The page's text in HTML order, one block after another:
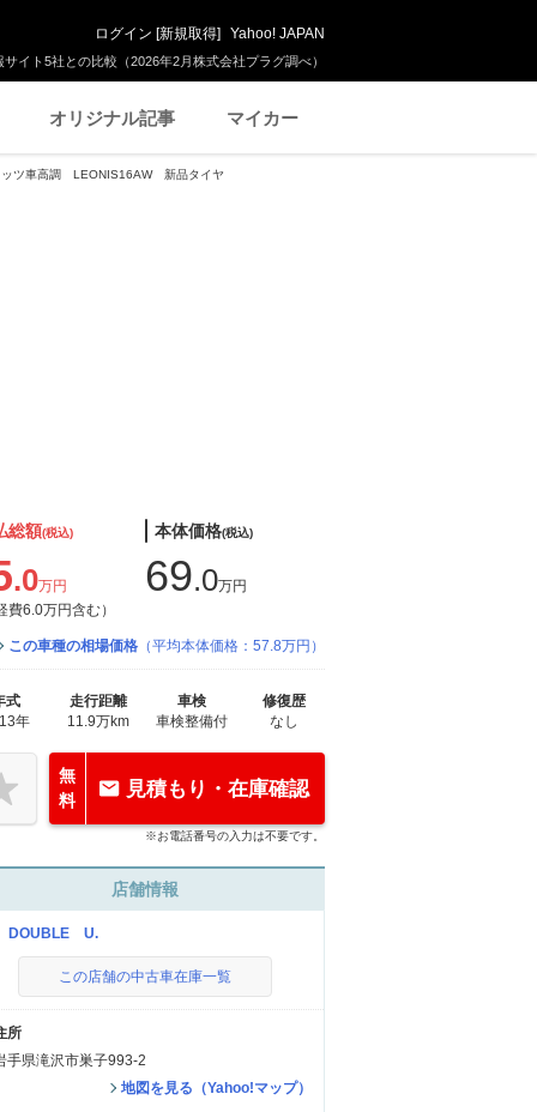
イト5社との比較（2026年2月株式会社プラグ調べ）
ログイン [新規取得] Yahoo! JAPAN
オリジナル記事 マイカー
ッツ車高調 LEONIS16AW 新品タイヤ
総額(税込)
.0万円
費6.0万円含む）
本体価格(税込)
69.0万円
この車種の相場価格 （平均本体価格：57.8万円）
式
年
走行距離
11.9万km
車検
車検整備付
修復歴
なし
無
料
見積もり・在庫確認
※お電話番号の入力は不要です。
店舗情報
DOUBLE U.
この店舗の中古車在庫一覧
所
手県滝沢市巣子993-2
地図を見る（Yahoo!マップ）